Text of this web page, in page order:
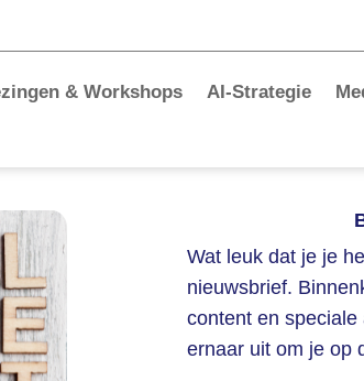
& Workshops AI-Strategie
Wat leuk dat je je
nieuwsbrief.
content en
ernaar uit om je op